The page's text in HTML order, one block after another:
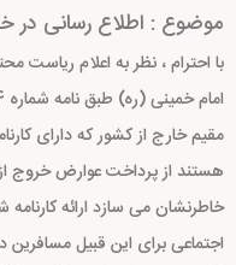
موضوع : اطلاع رسانی
با احترام ، نظر به اعلام ریاست
مقیم خارج از کشور که دارای
هستند از پرداخت عوارض خروج
خاطرنشان می سازد ارائه
اجتماعی برای این قبیل مسافرین